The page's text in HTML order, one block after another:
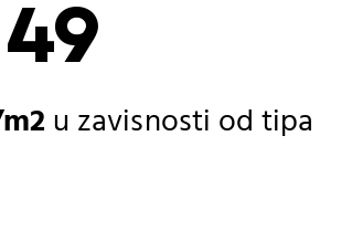
u zavisnosti od tipa